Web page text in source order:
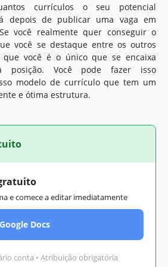
currículos o seu potencial
depois de publicar uma vaga em
você realmente quer conseguir o
você se destaque entre os outros
que você é o único que se encaixa
posição. Você pode fazer isso
modelo de currículo que tem um
e ótima estrutura.
e comece a editar imediatamente
Docs
conta • Atribuição obrigatória